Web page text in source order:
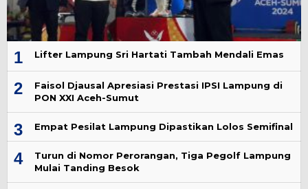
1 Lifter Lampung Sri Hartati Tambah Mendali Emas
2
Faisol Djausal Apresiasi Prestasi IPSI Lampung di
PON XXI Aceh-Sumut
3 Empat Pesilat Lampung Dipastikan Lolos Semifinal
4
Turun di Nomor Perorangan, Tiga Pegolf Lampung
Mulai Tanding Besok